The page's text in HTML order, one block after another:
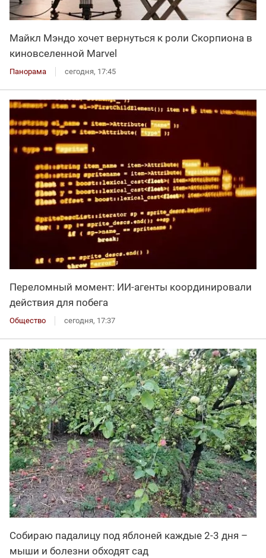
Майкл Мэндо хочет вернуться к роли Скорпиона в
киновселенной Marvel
Панорама сегодня, 17:45
Переломный момент: ИИ-агенты координировали
действия для побега
Общество сегодня, 17:37
Собираю падалицу под яблоней каждые 2-3 дня –
мыши и болезни обходят сад